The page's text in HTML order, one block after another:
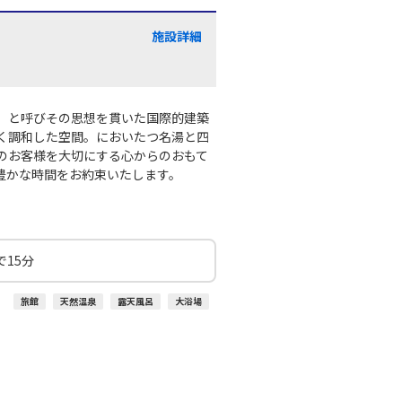
施設詳細
と呼びその思想を貫いた国際的建築
調和した空間。においたつ名湯と四
客様を大切にする心からのおもて
な時間をお約束いたします。
15分
旅館 天然温泉 露天風呂 大浴場